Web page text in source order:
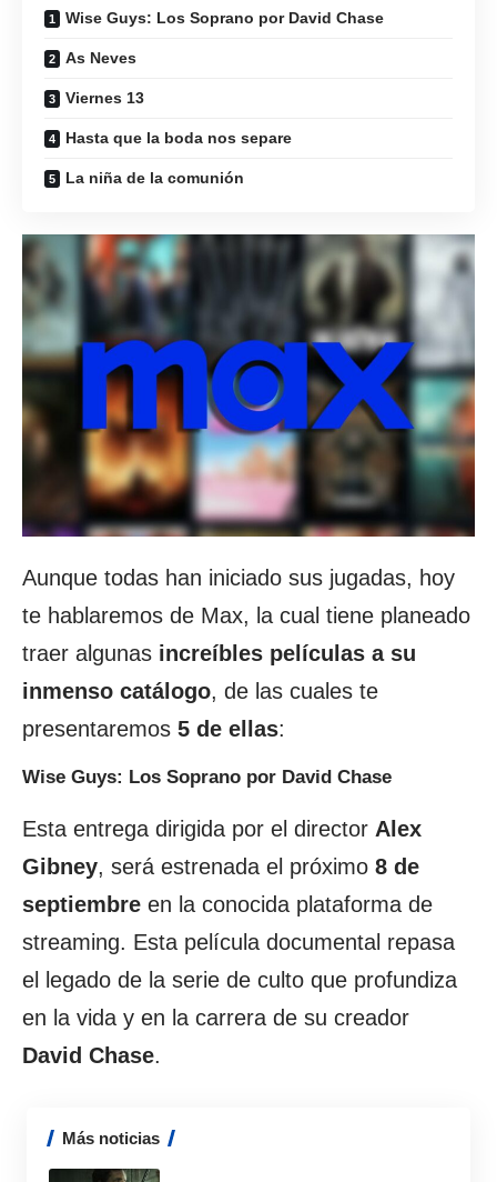
Wise Guys: Los Soprano por David Chase
As Neves
Viernes 13
Hasta que la boda nos separe
La niña de la comunión
Aunque todas han iniciado sus jugadas, hoy
te hablaremos de Max, la cual tiene planeado
traer algunas increíbles películas a su
inmenso catálogo, de las cuales te
presentaremos 5 de ellas:
Wise Guys: Los Soprano por David Chase
Esta entrega dirigida por el director Alex
Gibney, será estrenada el próximo 8 de
septiembre en la conocida plataforma de
streaming. Esta película documental repasa
el legado de la serie de culto que profundiza
en la vida y en la carrera de su creador
David Chase.
Más noticias